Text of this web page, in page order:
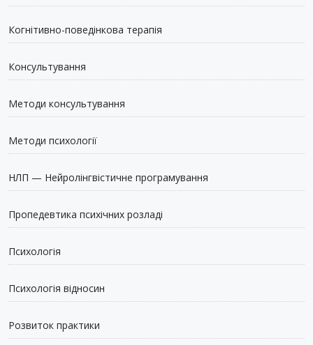
Когнітивно-поведінкова терапія
Консультування
Методи консультування
Методи психології
НЛП — Нейролінгвістичне програмування
Пропедевтика психічних розладі
Психологія
Психологія відносин
Розвиток практики